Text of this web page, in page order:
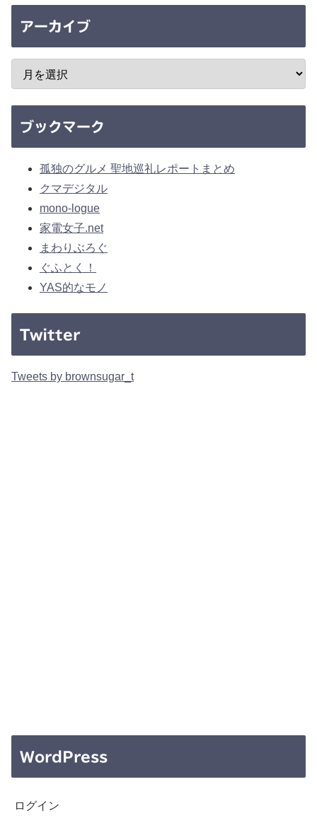
アーカイブ
ブックマーク
孤独のグルメ 聖地巡礼レポートまとめ
クマデジタル
mono-logue
家電女子.net
まわりぶろぐ
ぐふとく！
YAS的なモノ
Twitter
Tweets by brownsugar_t
WordPress
ログイン